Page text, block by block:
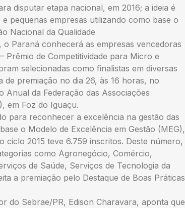
disputar etapa nacional, em 2016; a ideia é
pequenas empresas utilizando como base o
Nacional da Qualidade
Paraná conhecerá as empresas vencedoras
Prêmio de Competitividade para Micro e
selecionadas como finalistas em diversas
de premiação no dia 26, às 16 horas, no
Anual da Federação das Associações
em Foz do Iguaçu.
para reconhecer a excelência na gestão das
o Modelo de Excelência em Gestão (MEG),
ciclo 2015 teve 6.759 inscritos. Deste número,
como Agronegócio, Comércio,
de Saúde, Serviços de Tecnologia da
a premiação pelo Destaque de Boas Práticas
do Sebrae/PR, Edison Charavara, aponta que